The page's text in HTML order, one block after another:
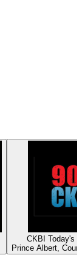
CKBI Today's
Prince Albert,